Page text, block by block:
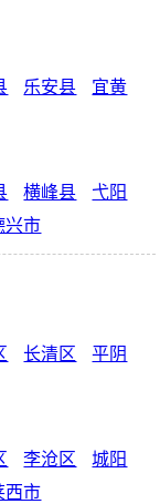
乐安县
宜黄
横峰县
弋阳
兴市
长清区
平阴
李沧区
城阳
西市